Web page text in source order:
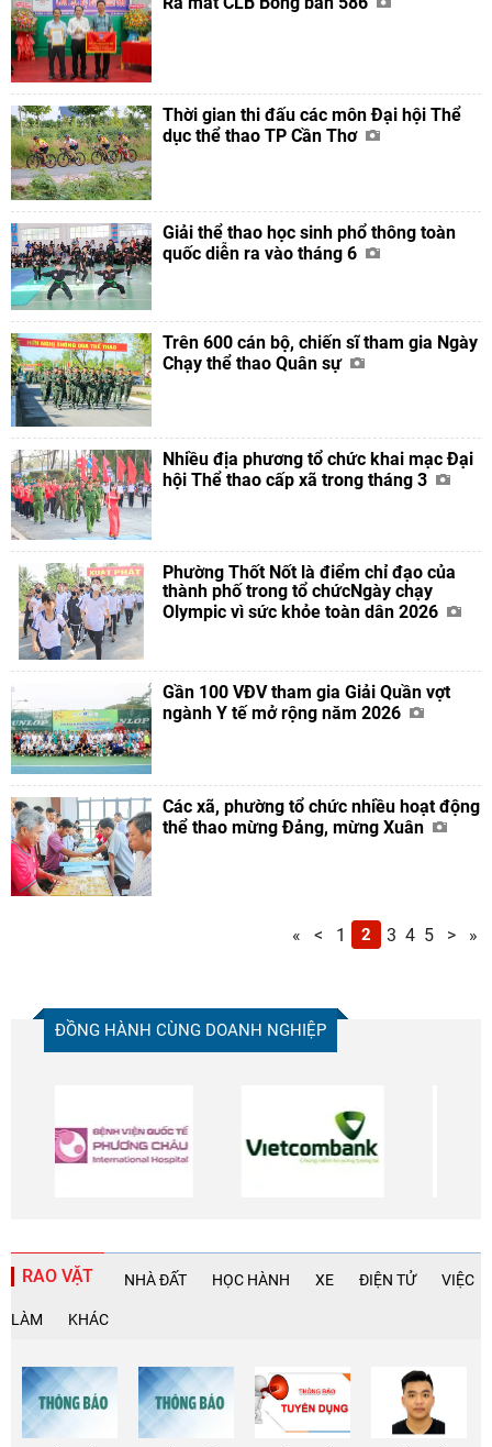
Thời gian thi đấu các môn Đại hội Thể
dục thể thao TP Cần Thơ
Giải thể thao học sinh phổ thông toàn
quốc diễn ra vào tháng 6
Trên 600 cán bộ, chiến sĩ tham gia Ngày
Chạy thể thao Quân sự
Nhiều địa phương tổ chức khai mạc Đại
hội Thể thao cấp xã trong tháng 3
Phường Thốt Nốt là điểm chỉ đạo của
thành phố trong tổ chứcNgày chạy
Olympic vì sức khỏe toàn dân 2026
Gần 100 VĐV tham gia Giải Quần vợt
ngành Y tế mở rộng năm 2026
Các xã, phường tổ chức nhiều hoạt động
thể thao mừng Đảng, mừng Xuân
« < 1 2 3 4 5 > »
ĐỒNG HÀNH CÙNG DOANH NGHIỆP
RAO VẶT NHÀ ĐẤT HỌC HÀNH XE ĐIỆN TỬ VIỆC
LÀM KHÁC